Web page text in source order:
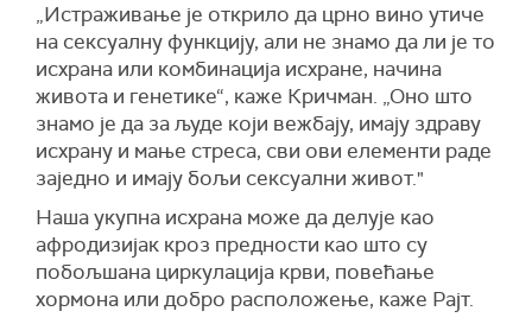
„Истраживање је открило да црно вино утиче
на сексуалну функцију, али не знамо да ли је то
исхрана или комбинација исхране, начина
живота и генетике“, каже Кричман. „Оно што
знамо је да за људе који вежбају, имају здраву
исхрану и мање стреса, сви ови елементи раде
заједно и имају бољи сексуални живот."
Наша укупна исхрана може да делује као
афродизијак кроз предности као што су
побољшана циркулација крви, повећање
хормона или добро расположење, каже Рајт.